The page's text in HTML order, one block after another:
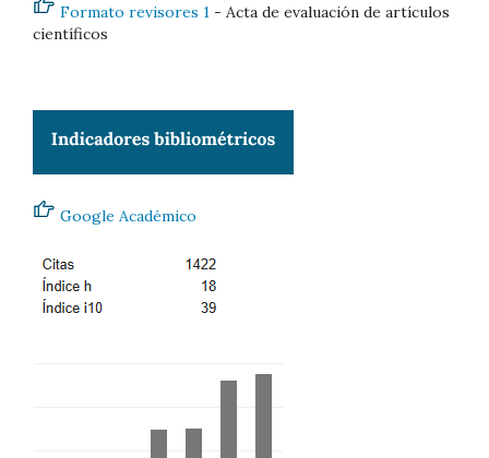
Formato revisores 1 - Acta de evaluación de artículos
científicos
Google Académico